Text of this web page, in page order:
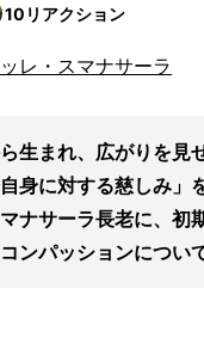
10 リアクション
レ・スマナサーラ
生まれ、広がりを見
自身に対する慈しみ
ナサーラ長老に、初
ンパッションについ